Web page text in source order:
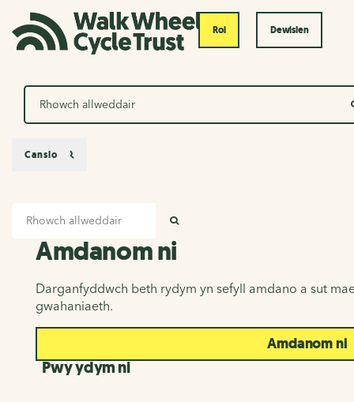
Roi Dewislen
Chwilio
Amdanom ni
Amdanom ni
Darganfyddwch beth rydym yn sefyll amdano a sut
gwahaniaeth.
Amdanom ni
Pwy ydym ni
Canslo